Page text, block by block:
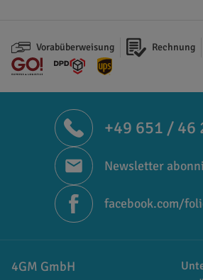
Vorabüberweisung Rechnung
+49 651 / 46
Newsletter
facebook.com/
4GM GmbH